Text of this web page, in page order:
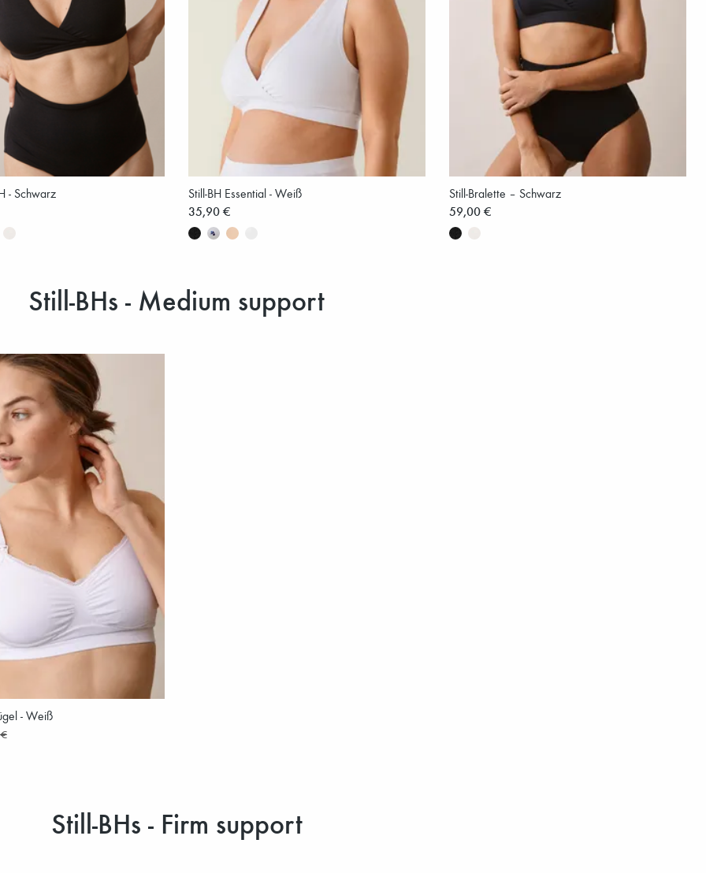
- Schwarz Still-BH Essential - Weiß
35,90 €
Still-Bralette – Schwarz
59,00 €
Still-BHs - Medium support
- Weiß
Still-BHs - Firm support